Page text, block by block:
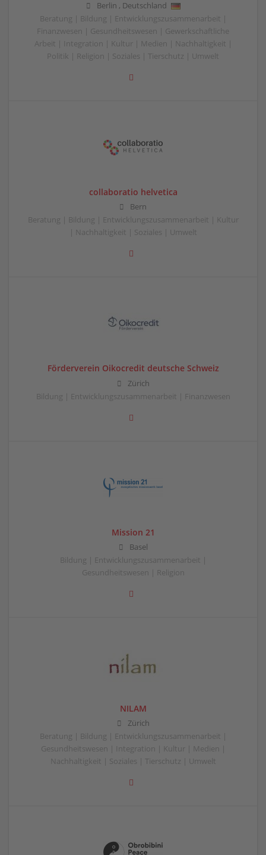
Berlin , Deutschland
Beratung | Bildung | Entwicklungszusammenarbeit |
Finanzwesen | Gesundheitswesen | Gewerkschaftliche
Arbeit | Integration | Kultur | Medien | Nachhaltigkeit |
Politik | Religion | Soziales | Tierschutz | Umwelt
collaboratio helvetica
Bern
Beratung | Bildung | Entwicklungszusammenarbeit | Kultur
| Nachhaltigkeit | Soziales | Umwelt
Förderverein Oikocredit deutsche Schweiz
Zürich
Bildung | Entwicklungszusammenarbeit | Finanzwesen
Mission 21
Basel
Bildung | Entwicklungszusammenarbeit |
Gesundheitswesen | Religion
NILAM
Zürich
Beratung | Bildung | Entwicklungszusammenarbeit |
Gesundheitswesen | Integration | Kultur | Medien |
Nachhaltigkeit | Soziales | Tierschutz | Umwelt